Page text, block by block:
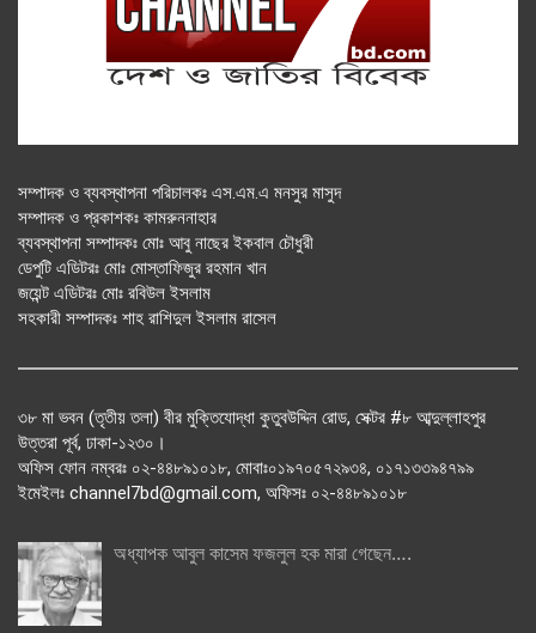
সম্পাদক ও ব্যবস্থাপনা পরিচালকঃ এস.এম.এ মনসুর মাসুদ
সম্পাদক ও প্রকাশকঃ কামরুননাহার
ব্যবস্থাপনা সম্পাদকঃ মোঃ আবু নাছের ইকবাল চৌধুরী
ডেপুটি এডিটরঃ মোঃ মোস্তাফিজুর রহমান খান
জয়েন্ট এডিটরঃ মোঃ রবিউল ইসলাম
সহকারী সম্পাদকঃ শাহ রাশিদুল ইসলাম রাসেল
৩৮ মা ভবন (তৃতীয় তলা) বীর মুক্তিযোদ্ধা কুতুবউদ্দিন রোড, সেক্টর #৮ আব্দুল্লাহপুর
উত্তরা পূর্ব, ঢাকা-১২৩০।
অফিস ফোন নম্বরঃ ০২-৪৪৮৯১০১৮, মোবাঃ০১৯৭০৫৭২৯৩৪, ০১৭১৩৩৯৪৭৯৯
ইমেইলঃ channel7bd@gmail.com, অফিসঃ ০২-৪৪৮৯১০১৮
অধ্যাপক আবুল কাসেম ফজলুল হক মারা গেছেন….